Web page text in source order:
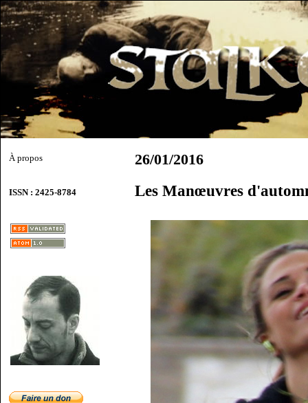
À propos
ISSN : 2425-8784
26/01/2016
Les Manœuvres